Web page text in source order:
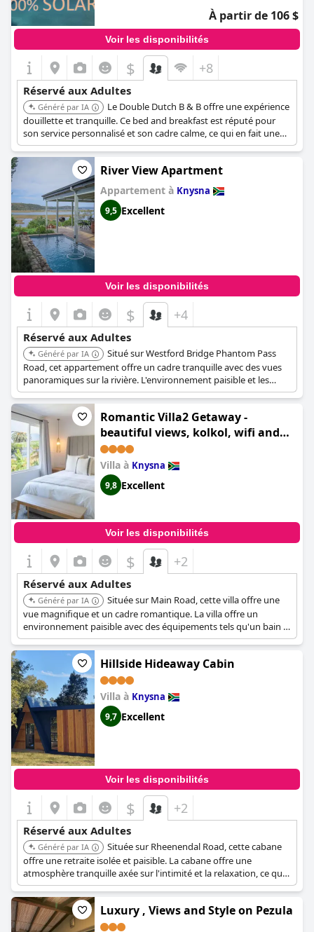
À partir de 106 $
Voir les disponibilités
$ +8
Réservé aux Adultes
Généré par IA
Le Double Dutch B & B offre une expérience
douillette et tranquille. Ce bed and breakfast est réputé pour
son service personnalisé et son cadre calme, ce qui en fait une
excellente option pour les adultes recherchant une escapade
relaxante. L'ambiance de la propriété assure un séjour paisible et
confortable.
River View Apartment
Appartement à Knysna
9,5 Excellent
Voir les disponibilités
$ +4
Réservé aux Adultes
Généré par IA
Situé sur Westford Bridge Phantom Pass
Road, cet appartement offre un cadre tranquille avec des vues
panoramiques sur la rivière. L'environnement paisible et les
équipements confortables en font un lieu idéal pour les adultes
en quête d'une évasion relaxante. L'emplacement de la
propriété offre une atmosphère calme et sereine.
Romantic Villa2 Getaway -
beautiful views, kolkol, wifi and
back up SOLAR
Villa à Knysna
9,8 Excellent
Voir les disponibilités
$ +2
Réservé aux Adultes
Généré par IA
Située sur Main Road, cette villa offre une
vue magnifique et un cadre romantique. La villa offre un
environnement paisible avec des équipements tels qu'un bain à
remous Kolkol, une connexion Wi-Fi et une alimentation solaire
de secours, parfait pour une escapade relaxante entre adultes.
La conception de la propriété assure une expérience privée et
confortable.
Hillside Hideaway Cabin
Villa à Knysna
9,7 Excellent
Voir les disponibilités
$ +2
Réservé aux Adultes
Généré par IA
Située sur Rheenendal Road, cette cabane
offre une retraite isolée et paisible. La cabane offre une
atmosphère tranquille axée sur l'intimité et la relaxation, ce qui
la rend idéale pour les adultes recherchant une évasion
tranquille. L'emplacement de la propriété assure un séjour
serein et confortable.Luxury , Views and Style on Pezula